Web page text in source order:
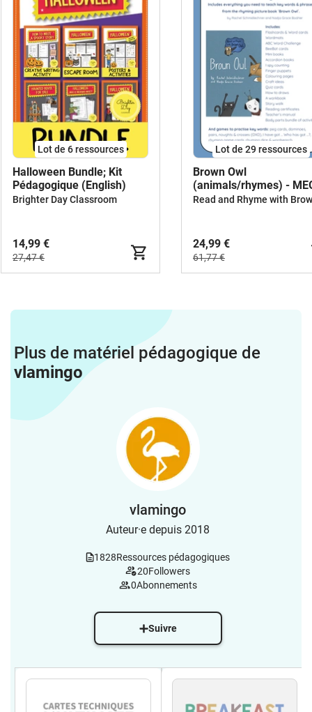
Lot de 6 ressources
Halloween Bundle; Kit
Pédagogique (English)
Brighter Day Classroom
14,99 €
27,47 €
Lot de 29 ressources
Brown Owl
(animals/rhymes) -
BUNDLE
24,99 €
61,77 €
Plus de matériel pédagogique de
vlamingo
vlamingo
Auteur·e depuis 2018
1828Ressources pédagogiques
20Followers
0Abonnements
Suivre